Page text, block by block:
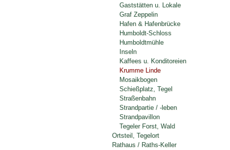
Gaststätten u. Lokale
Graf Zeppelin
Hafen & Hafenbrücke
Humboldt-Schloss
Humboldtmühle
Inseln
Kaffees u. Konditoreien
Krumme Linde
Mosaikbogen
Schießplatz, Tegel
Straßenbahn
Strandpartie / -leben
Strandpavillon
Tegeler Forst, Wald
Ortsteil, Tegelort
Rathaus / Raths-Keller